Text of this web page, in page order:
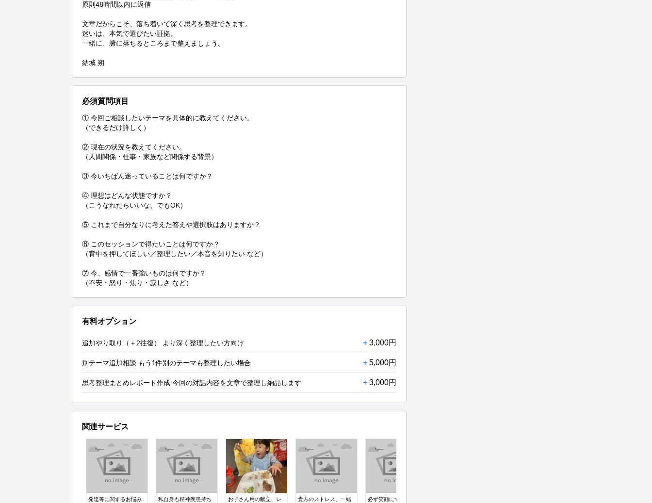
原則48時間以内に返信
文章だからこそ、落ち着いて深く思考を整理できます。
迷いは、本気で選びたい証拠。
一緒に、腑に落ちるところまで整えましょう。
結城 朔
必須質問項目
① 今回ご相談したいテーマを具体的に教えてください。
（できるだけ詳しく）
② 現在の状況を教えてください。
（人間関係・仕事・家族など関係する背景）
③ 今いちばん迷っていることは何ですか？
④ 理想はどんな状態ですか？
（こうなれたらいいな、でもOK）
⑤ これまで自分なりに考えた答えや選択肢はありますか？
⑥ このセッションで得たいことは何ですか？
（背中を押してほしい／整理したい／本音を知りたい など）
⑦ 今、感情で一番強いものは何ですか？
（不安・怒り・焦り・寂しさ など）
有料オプション
追加やり取り（＋2往復） より深く整理したい方向け + 3,000円
別テーマ追加相談 もう1件別のテーマも整理したい場合 + 5,000円
思考整理まとめレポート作成 今回の対話内容を文章で整理し納品します + 3,000円
関連サービス
発達等に関するお悩み
私自身も精神疾患持ち
お子さん用の献立、レ
貴方のストレス、一緒
必ず笑顔にすることが